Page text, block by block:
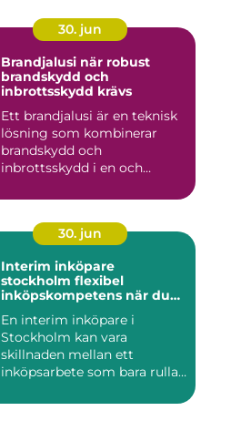
30. jun
Brandjalusi när robust
brandskydd och
inbrottsskydd krävs
Ett brandjalusi är en teknisk
lösning som kombinerar
brandskydd och
inbrottsskydd i en och
30. jun
Interim inköpare
stockholm flexibel
inköpskompetens när du
En interim inköpare i
Stockholm kan vara
skillnaden mellan ett
inköpsarbete som bara rullar